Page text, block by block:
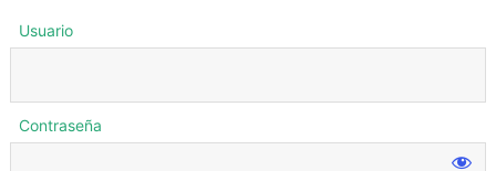
Usuario
Contraseña